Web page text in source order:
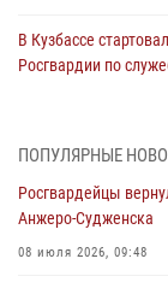
В Кузбассе
Росгвардии по
Росгвардейцы
05 августа 2026, 09:30
Росгвардейцы
ПОПУЛЯРНЫЕ
Росгвардейцы
Анжеро-Судженска
08 июля 2026, 09:48